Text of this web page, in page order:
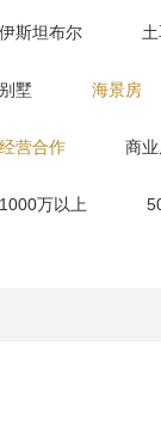
伊斯坦布尔
别墅 海景房
经营合作 商
1000万以上